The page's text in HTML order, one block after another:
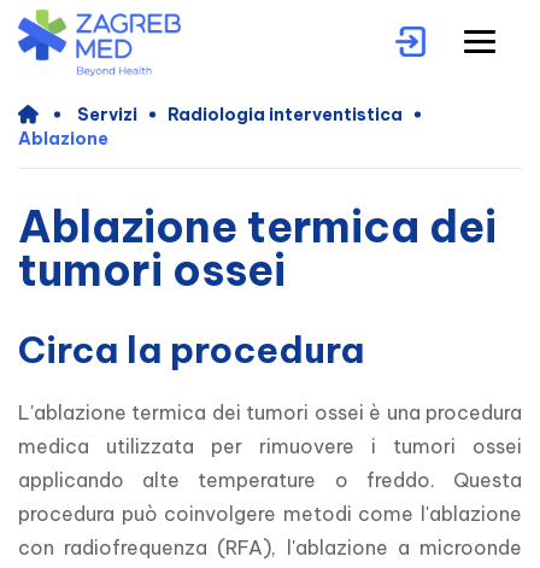
Servizi
Radiologia interventistica
Ablazione
Ablazione termica dei
tumori ossei
Circa la procedura
L'ablazione termica dei tumori ossei è una procedura
medica utilizzata per rimuovere i tumori ossei
applicando alte temperature o freddo. Questa
procedura può coinvolgere metodi come l'ablazione
con radiofrequenza (RFA), l'ablazione a microonde